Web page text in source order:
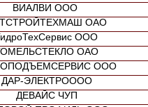
ВИАЛВИ ООО
ОАО
ООО
ОАО
ООО
ДАР-ЭЛЕКТРОООО
ДЕВАЙС ЧУП